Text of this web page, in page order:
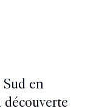
Sud en
découverte